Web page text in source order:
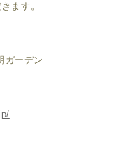
ます。
ガーデン